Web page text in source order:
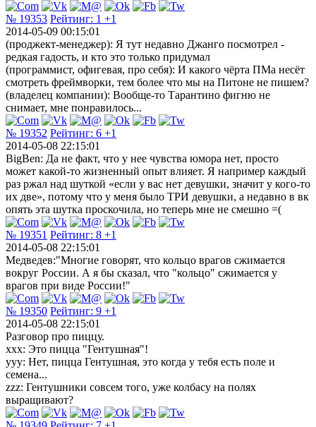
№ 19353 Рейтинг: 1 +1
2014-05-09 00:15:01
(проджект-менеджер): Я тут недавно Джанго посмотрел -
редкая гадость, и кто это только придумал
(программист, офигевая, про себя): И какого чёрта ПМа несёт
смотреть фреймворки, тем более что мы на Питоне не пишем?
(владелец компании): Вообще-то Тарантино фигню не
снимает, мне понравилось...
№ 19352 Рейтинг: 6 +1
2014-05-08 22:15:01
BigBen: Да не факт, что у нее чувства юмора нет, просто
может какой-то жизненный опыт влияет. Я например каждый
раз ржал над шуткой «если у вас нет девушки, значит у кого-то
их две», потому что у меня было ТРИ девушки, а недавно в вк
опять эта шутка проскочила, но теперь мне не смешно =(
№ 19351 Рейтинг: 8 +1
2014-05-08 22:15:01
Медведев:"Многие говорят, что кольцо врагов сжимается
вокруг России. А я бы сказал, что "кольцо" сжимается у
врагов при виде России!"
№ 19350 Рейтинг: 9 +1
2014-05-08 22:15:01
Разговор про пиццу.
xxx: Это пицца "Гентушная"!
ууу: Нет, пицца Гентушная, это когда у тебя есть поле и
семена...
zzz: Гентушники совсем того, уже колбасу на полях
выращивают?